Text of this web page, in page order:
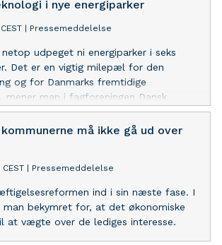
i nye energiparker
Pressemeddelelse
netop udpeget ni energiparker i seks
Det er en vigtig milepæl for den
og for Danmarks fremtidige
mener man i fagforeningen Dansk
må ikke gå ud over
Pressemeddelelse
ind i sin næste fase. I
man bekymret for, at det økonomiske
at vægte over de lediges interesse.